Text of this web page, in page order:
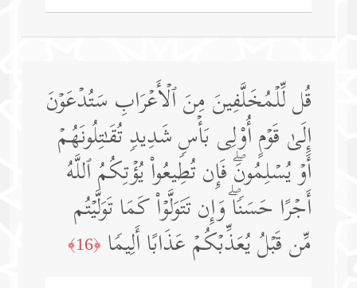
قُل لِّلۡمُخَلَّفِینَ مِنَ ٱلۡأَعۡرَابِ سَتُدۡعَوۡنَ
إِلَىٰ قَوۡمٍ أُو۟لِی بَأۡسࣲ شَدِیدࣲ تُقَـٰتِلُونَهُمۡ
أَوۡ یُسۡلِمُونَۖ فَإِن تُطِیعُوا۟ یُؤۡتِكُمُ ٱللَّهُ
أَجۡرًا حَسَنࣰاۖ وَإِن تَتَوَلَّوۡا۟ كَمَا تَوَلَّیۡتُم
مِّن قَبۡلُ یُعَذِّبۡكُمۡ عَذَابًا أَلِیمࣰا ﴿16﴾